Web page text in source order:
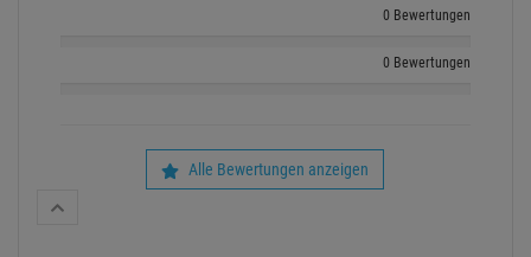
0 Bewertungen
0 Bewertungen
Alle Bewertungen anzeigen